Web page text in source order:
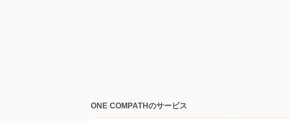
ONE COMPATHのサービス